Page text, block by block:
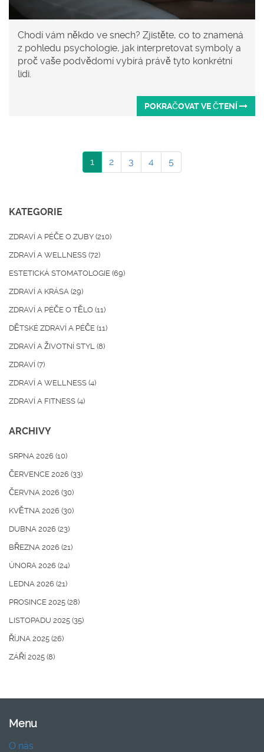
Chodí vám někdo ve snech? Zjistěte, co to znamená
z pohledu psychologie, jak interpretovat symboly a
proč vaše podvědomí vybírá právě tyto konkrétní
lidi.
POKRAČOVAT VE ČTENÍ
1 2 3 4 5
KATEGORIE
ZDRAVÍ A PÉČE O ZUBY (210)
ZDRAVÍ A WELLNESS (72)
ESTETICKÁ STOMATOLOGIE (69)
ZDRAVÍ A KRÁSA (29)
ZDRAVÍ A PÉČE O TĚLO (11)
DĚTSKÉ ZDRAVÍ A PÉČE (11)
ZDRAVÍ A ŽIVOTNÍ STYL (8)
ZDRAVÍ (7)
ZDRAVÍ A WELLNESS (4)
ZDRAVÍ A FITNESS (4)
ARCHIVY
SRPNA 2026 (10)
ČERVENCE 2026 (33)
ČERVNA 2026 (30)
KVĚTNA 2026 (30)
DUBNA 2026 (23)
BŘEZNA 2026 (21)
ÚNORA 2026 (24)
LEDNA 2026 (21)
PROSINCE 2025 (28)
LISTOPADU 2025 (35)
ŘÍJNA 2025 (26)
ZÁŘÍ 2025 (8)
Menu
O nás